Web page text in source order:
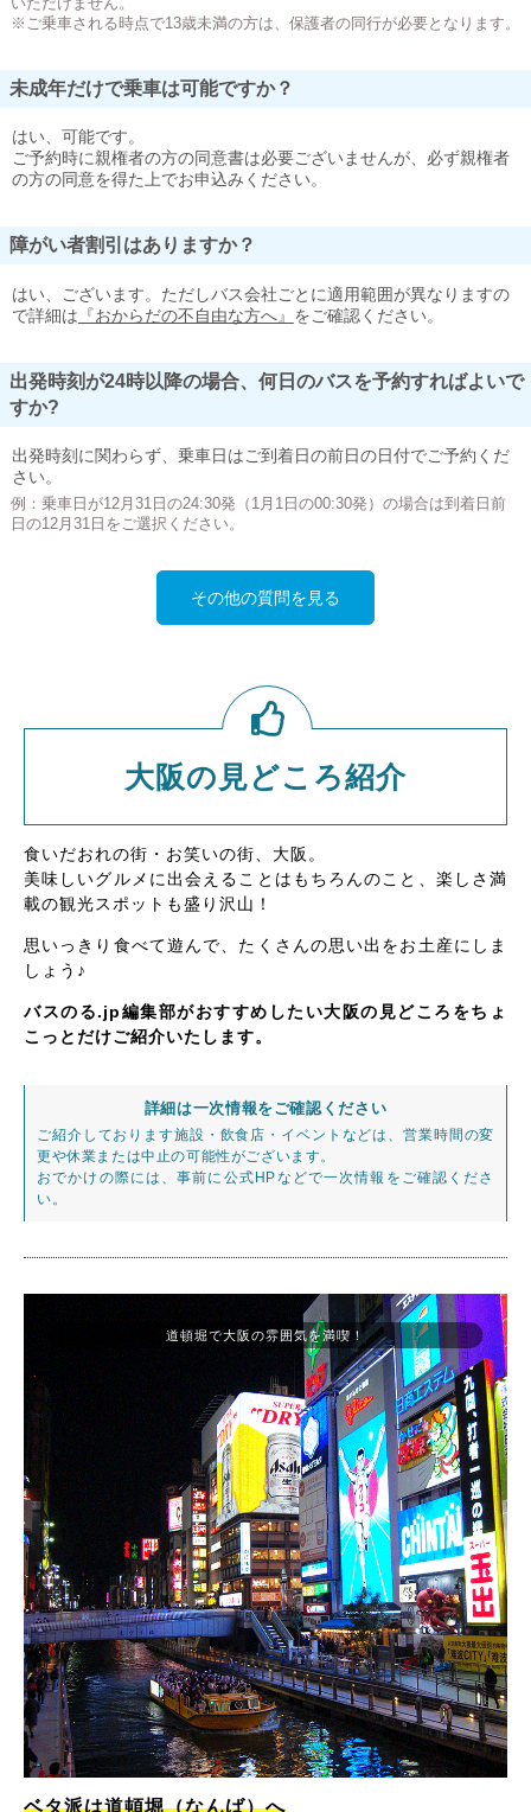
いただけません。
※ご乗車される時点で13歳未満の方は、保護者の同行が必要となります。
未成年だけで乗車は可能ですか？
はい、可能です。
ご予約時に親権者の方の同意書は必要ございませんが、必ず親権者
の方の同意を得た上でお申込みください。
障がい者割引はありますか？
はい、ございます。ただしバス会社ごとに適用範囲が異なりますの
で詳細は 『おからだの不自由な方へ』 をご確認ください。
出発時刻が24時以降の場合、何日のバスを予約すればよいで
すか?
出発時刻に関わらず、乗車日はご到着日の前日の日付でご予約くだ
さい。
例：乗車日が12月31日の24:30発（1月1日の00:30発）の場合は到着日前
日の12月31日をご選択ください。
その他の質問を見る
大阪の見どころ紹介
食いだおれの街・お笑いの街、大阪。
美味しいグルメに出会えることはもちろんのこと、楽しさ満
載の観光スポットも盛り沢山！
思いっきり食べて遊んで、たくさんの思い出をお土産にしま
しょう♪
バスのる.jp編集部がおすすめしたい大阪の見どころをちょ
こっとだけご紹介いたします。
詳細は一次情報をご確認ください
ご紹介しております施設・飲食店・イベントなどは、営業時間の変
更や休業または中止の可能性がございます。
おでかけの際には、事前に公式HPなどで一次情報をご確認くださ
い。
道頓堀で大阪の雰囲気を満喫！
ベタ派は道頓堀（なんば）へ